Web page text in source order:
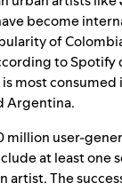
become
of
to Spotify
most consumed
Argentina.
million user-
at least one
artist. The